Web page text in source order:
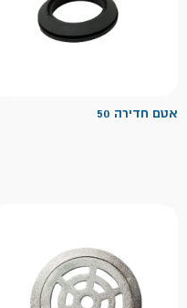
אטם חדירה 50